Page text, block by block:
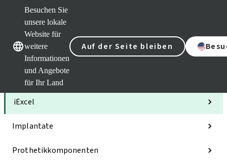
Besuchen Sie
unsere lokale
Website für
weitere
Informationen
und Angebote
für Ihr Land
Auf der Seite bleiben
Unsere MarkenUnsere Marken
Kategorien
iExcel
Implantate
Prothetikkomponenten